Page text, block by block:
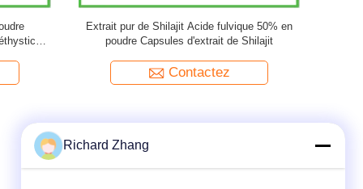
en
de
EGB 761 Poudre d'extrait de feuilles de ginkgo
biloba naturel 20:1
Contactez
Richard Zhang